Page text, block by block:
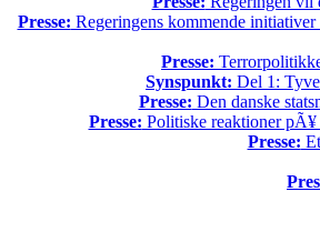
Presse: Regeringens kommende
Presse:
Synspunkt: Del 1:
Presse: Den danske
Presse: Politiske reaktioner pÃ¥
Presse: